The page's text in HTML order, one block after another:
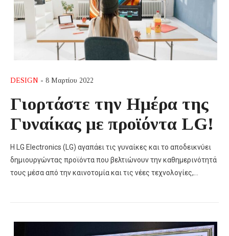
DESIGN - 8 Μαρτίου 2022
Γιορτάστε την Ημέρα της
Γυναίκας με προϊόντα LG!
Η LG Electronics (LG) αγαπάει τις γυναίκες και το αποδεικνύει
δημιουργώντας προϊόντα που βελτιώνουν την καθημερινότητά
τους μέσα από την καινοτομία και τις νέες τεχνολογίες,…